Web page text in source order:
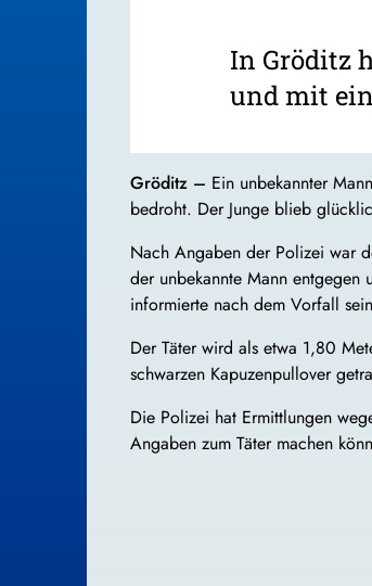
In Gröditz
und mit
Gröditz – Ein unbekannter
bedroht. Der Junge blieb
Nach Angaben der Polizei war
der unbekannte Mann entgegen
informierte nach dem Vorfall
Der Täter wird als etwa 1,80
schwarzen Kapuzenpullover
Die Polizei hat Ermittlungen
Angaben zum Täter machen